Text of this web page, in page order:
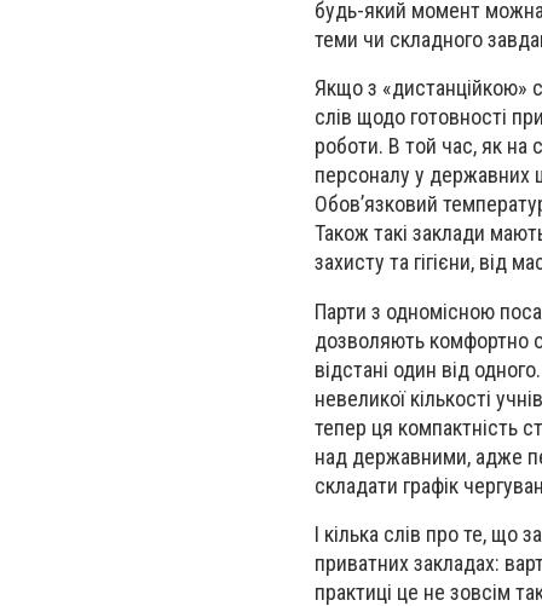
будь-який момент можна
теми чи складного
Якщо з «дистанційкою»
слів щодо готовності
роботи. В той час, як на
персоналу у державних
Обов’язковий
Також такі заклади
захисту та гігієни, від
Парти з одномісною
дозволяють комфортно
відстані один від
невеликої кількості
тепер ця компактність
над державними, адже
складати графік
І кілька слів про те, що
приватних закладах:
практиці це не зовсім